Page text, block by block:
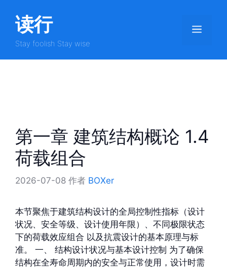
读行
Stay foolish Stay wise
菜
单
第一章 建筑结构概论 1.4
荷载组合
2026-07-08 作者 BOXer
本节聚焦于建筑结构设计的全局控制性指标（设计
状况、安全等级、设计使用年限）、不同极限状态
下的荷载效应组合 以及抗震设计的基本原理与标
准。 一、 结构设计状况与基本设计控制 为了确保
结构在全寿命周期内的安全与正常使用，设计时需